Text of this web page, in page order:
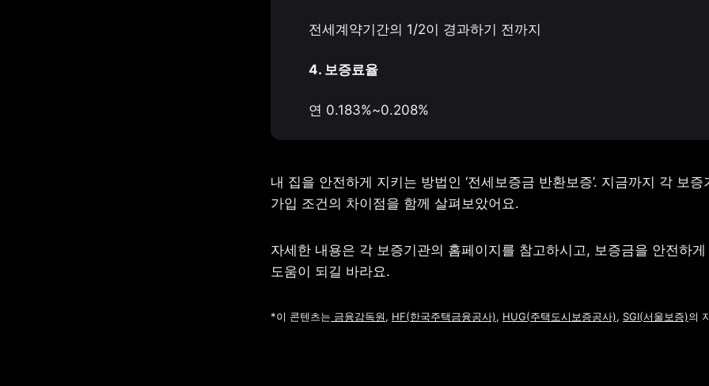
전세계약기간의 1/2이 경과하기 전까지
4. 보증료율
연 0.183%~0.208%
내 집을 안전하게 지키는 방법인 ‘전세보증금 반환보증’. 지금까지 각 보
가입 조건의 차이점을 함께 살펴보았어요.
자세한 내용은 각 보증기관의 홈페이지를 참고하시고, 보증금을 안전하
도움이 되길 바라요.
*이 콘텐츠는 금융감독원, HF(한국주택금융공사), HUG(주택도시보증공사), SGI(서울보증)의